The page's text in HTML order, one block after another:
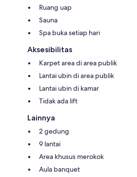
Ruang uap
Sauna
Spa buka setiap hari
Aksesibilitas
Karpet area di area publik
Lantai ubin di area publik
Lantai ubin di kamar
Tidak ada lift
Lainnya
2 gedung
9 lantai
Area khusus merokok
Aula banquet